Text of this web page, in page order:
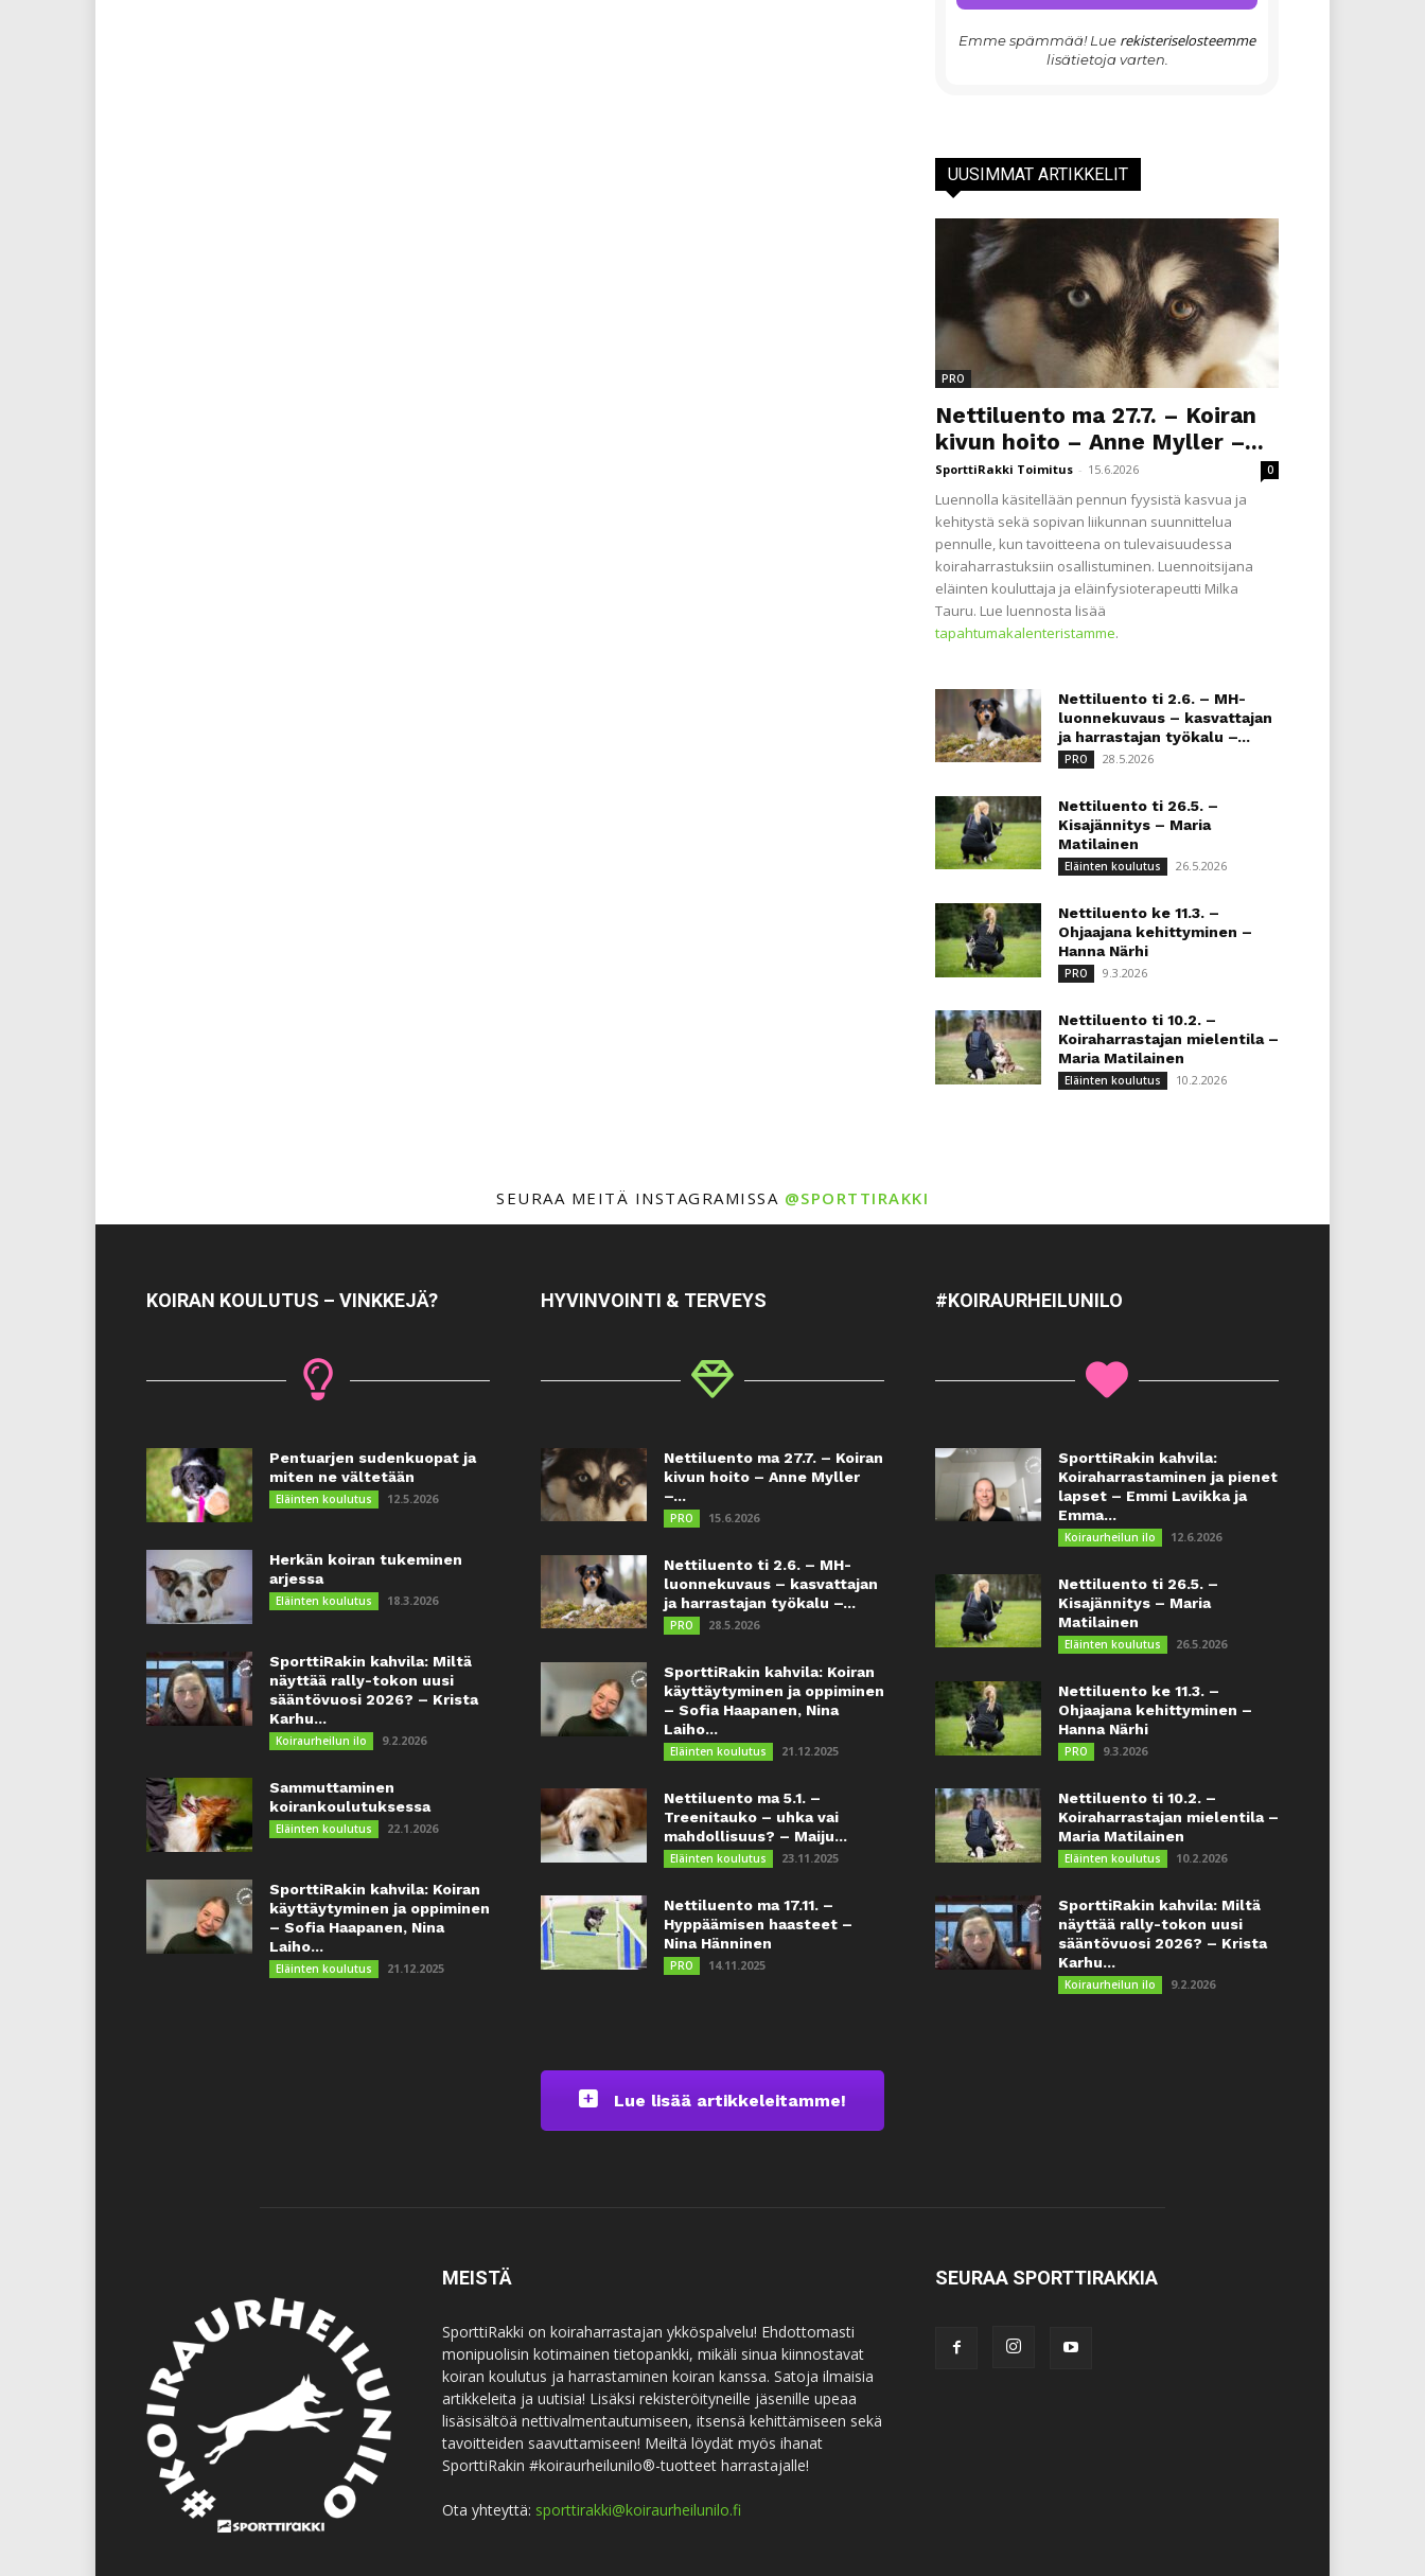
Emme spämmää! Lue rekisteriselosteemme
lisätietoja varten.
UUSIMMAT ARTIKKELIT
PRO
Nettiluento ma 27.7. – Koiran
kivun hoito – Anne Myller –...
SporttiRakki Toimitus - 15.6.2026 0
Luennolla käsitellään pennun fyysistä kasvua ja
kehitystä sekä sopivan liikunnan suunnittelua
pennulle, kun tavoitteena on tulevaisuudessa
koiraharrastuksiin osallistuminen. Luennoitsijana
eläinten kouluttaja ja eläinfysioterapeutti Milka
Tauru. Lue luennosta lisää
tapahtumakalenteristamme.
Nettiluento ti 2.6. – MH-
luonnekuvaus – kasvattajan
ja harrastajan työkalu –...
PRO 28.5.2026
Nettiluento ti 26.5. –
Kisajännitys – Maria
Matilainen
Eläinten koulutus 26.5.2026
Nettiluento ke 11.3. –
Ohjaajana kehittyminen –
Hanna Närhi
PRO 9.3.2026
Nettiluento ti 10.2. –
Koiraharrastajan mielentila –
Maria Matilainen
Eläinten koulutus 10.2.2026
SEURAA MEITÄ INSTAGRAMISSA @SPORTTIRAKKI
KOIRAN KOULUTUS – VINKKEJÄ?
Pentuarjen sudenkuopat ja
miten ne vältetään
Eläinten koulutus 12.5.2026
Herkän koiran tukeminen
arjessa
Eläinten koulutus 18.3.2026
SporttiRakin kahvila: Miltä
näyttää rally-tokon uusi
sääntövuosi 2026? – Krista
Karhu...
Koiraurheilun ilo 9.2.2026
Sammuttaminen
koirankoulutuksessa
Eläinten koulutus 22.1.2026
SporttiRakin kahvila: Koiran
käyttäytyminen ja oppiminen
– Sofia Haapanen, Nina
Laiho...
Eläinten koulutus 21.12.2025
HYVINVOINTI & TERVEYS
Nettiluento ma 27.7. – Koiran
kivun hoito – Anne Myller
–...
PRO 15.6.2026
Nettiluento ti 2.6. – MH-
luonnekuvaus – kasvattajan
ja harrastajan työkalu –...
PRO 28.5.2026
SporttiRakin kahvila: Koiran
käyttäytyminen ja oppiminen
– Sofia Haapanen, Nina
Laiho...
Eläinten koulutus 21.12.2025
Nettiluento ma 5.1. –
Treenitauko – uhka vai
mahdollisuus? – Maiju...
Eläinten koulutus 23.11.2025
Nettiluento ma 17.11. –
Hyppäämisen haasteet –
Nina Hänninen
PRO 14.11.2025
Lue lisää artikkeleitamme!
#KOIRAURHEILUNILO
SporttiRakin kahvila:
Koiraharrastaminen ja pienet
lapset – Emmi Lavikka ja
Emma...
Koiraurheilun ilo 12.6.2026
Nettiluento ti 26.5. –
Kisajännitys – Maria
Matilainen
Eläinten koulutus 26.5.2026
Nettiluento ke 11.3. –
Ohjaajana kehittyminen –
Hanna Närhi
PRO 9.3.2026
Nettiluento ti 10.2. –
Koiraharrastajan mielentila –
Maria Matilainen
Eläinten koulutus 10.2.2026
SporttiRakin kahvila: Miltä
näyttää rally-tokon uusi
sääntövuosi 2026? – Krista
Karhu...
Koiraurheilun ilo 9.2.2026
MEISTÄ
SporttiRakki on koiraharrastajan ykköspalvelu! Ehdottomasti
monipuolisin kotimainen tietopankki, mikäli sinua kiinnostavat
koiran koulutus ja harrastaminen koiran kanssa. Satoja ilmaisia
artikkeleita ja uutisia! Lisäksi rekisteröityneille jäsenille upeaa
lisäsisältöä nettivalmentautumiseen, itsensä kehittämiseen sekä
tavoitteiden saavuttamiseen! Meiltä löydät myös ihanat
SporttiRakin #koiraurheilunilo®-tuotteet harrastajalle!
Ota yhteyttä: sporttirakki@koiraurheilunilo.fi
SEURAA SPORTTIRAKKIA